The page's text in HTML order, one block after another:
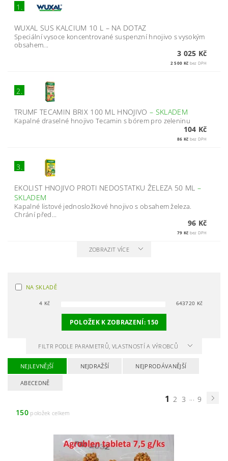
1.
WUXAL SUS KALCIUM 10 L – NA DOTAZ
Speciální vysoce koncentrované suspenzní hnojivo s vysokým
obsahem...
3 025 Kč
2 500 Kč bez DPH
2.
TRUMF TECAMIN BRIX 100 ML HNOJIVO– SKLADEM
Kapalné draselné hnojivo Tecamin s bórem pro zeleninu
104 Kč
86 Kč bez DPH
3.
EKOLIST HNOJIVO PROTI NEDOSTATKU ŽELEZA 50 ML –
SKLADEM
Kapalné listové jednosložkové hnojivo s obsahem železa.
Chrání před...
96 Kč
79 Kč bez DPH
ZOBRAZIT VÍCE
NA SKLADĚ
4 Kč 643720 Kč
POLOŽEK K ZOBRAZENÍ: 150
FILTR PODLE PARAMETRŮ, VLASTNOSTÍ A VÝROBCŮ
NEJLEVNĚJŠÍ NEJDRAŽŠÍ NEJPRODÁVANĚJŠÍ
ABECEDNĚ
1 2 3 ... 9
150položek celkem